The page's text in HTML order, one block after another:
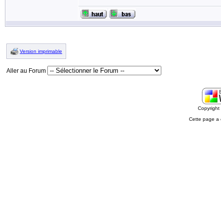
Version imprimable
Aller au Forum
Cette page a